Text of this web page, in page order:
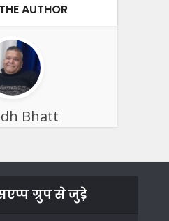
AUTHOR
Bhatt
ग्रुप से जुड़े